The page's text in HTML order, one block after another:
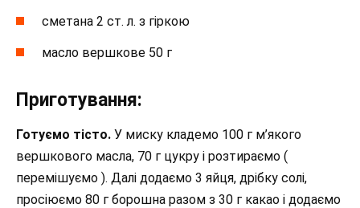
сметана 2 ст. л. з гіркою
масло вершкове 50 г
Приготування:
Готуємо тісто. У миску кладемо 100 г м’якого
вершкового масла, 70 г цукру і розтираємо (
перемішуємо ). Далі додаємо 3 яйця, дрібку солі,
просіюємо 80 г борошна разом з 30 г какао і додаємо